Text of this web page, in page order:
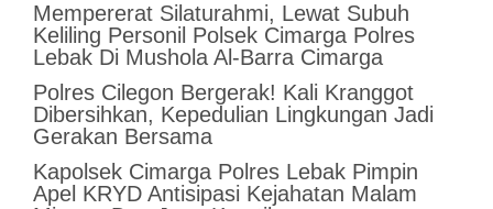
Mempererat Silaturahmi, Lewat Subuh
Keliling Personil Polsek Cimarga Polres
Lebak Di Mushola Al-Barra Cimarga
Polres Cilegon Bergerak! Kali Kranggot
Dibersihkan, Kepedulian Lingkungan Jadi
Gerakan Bersama
Kapolsek Cimarga Polres Lebak Pimpin
Apel KRYD Antisipasi Kejahatan Malam